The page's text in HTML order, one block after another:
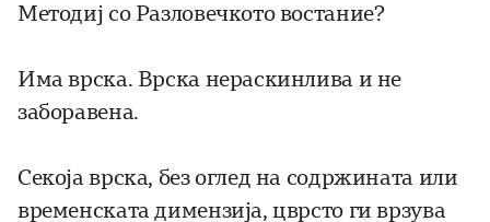
Методиј со Разловечкото востание?
Има врска. Врска нераскинлива и не
заборавена.
Секоја врска, без оглед на содржината или
временската димензија, цврсто ги врзува